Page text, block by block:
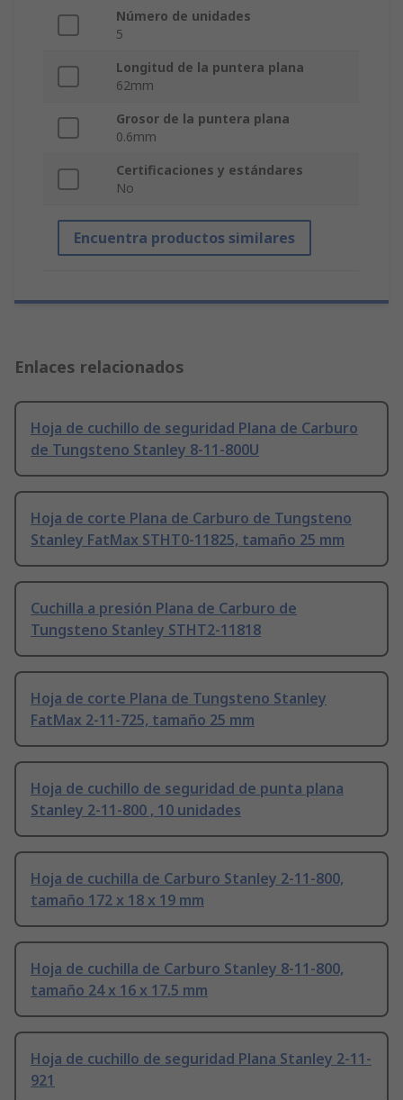
Número de unidades
5
Longitud de la puntera plana
62mm
Grosor de la puntera plana
0.6mm
Certificaciones y estándares
No
Encuentra productos similares
Enlaces relacionados
Hoja de cuchillo de seguridad Plana de Carburo
de Tungsteno Stanley 8-11-800U
Hoja de corte Plana de Carburo de Tungsteno
Stanley FatMax STHT0-11825, tamaño 25 mm
Cuchilla a presión Plana de Carburo de
Tungsteno Stanley STHT2-11818
Hoja de corte Plana de Tungsteno Stanley
FatMax 2-11-725, tamaño 25 mm
Hoja de cuchillo de seguridad de punta plana
Stanley 2-11-800 , 10 unidades
Hoja de cuchilla de Carburo Stanley 2-11-800,
tamaño 172 x 18 x 19 mm
Hoja de cuchilla de Carburo Stanley 8-11-800,
tamaño 24 x 16 x 17.5 mm
Hoja de cuchillo de seguridad Plana Stanley 2-11-
921